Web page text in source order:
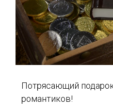
Потрясающий
романтиков!